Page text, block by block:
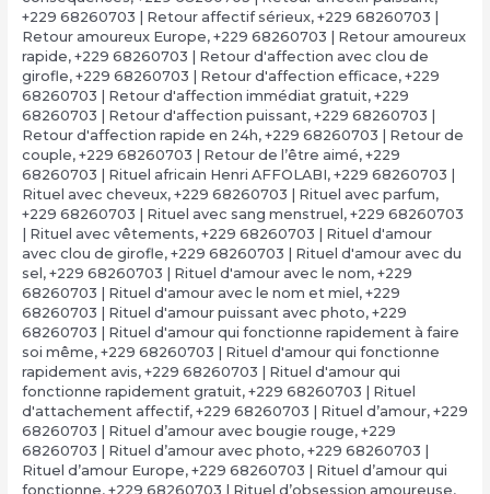
+229 68260703 | Retour affectif sérieux, +229 68260703 |
Retour amoureux Europe, +229 68260703 | Retour amoureux
rapide, +229 68260703 | Retour d'affection avec clou de
girofle, +229 68260703 | Retour d'affection efficace, +229
68260703 | Retour d'affection immédiat gratuit, +229
68260703 | Retour d'affection puissant, +229 68260703 |
Retour d'affection rapide en 24h, +229 68260703 | Retour de
couple, +229 68260703 | Retour de l’être aimé, +229
68260703 | Rituel africain Henri AFFOLABI, +229 68260703 |
Rituel avec cheveux, +229 68260703 | Rituel avec parfum,
+229 68260703 | Rituel avec sang menstruel , +229 68260703
| Rituel avec vêtements, +229 68260703 | Rituel d'amour
avec clou de girofle, +229 68260703 | Rituel d'amour avec du
sel , +229 68260703 | Rituel d'amour avec le nom, +229
68260703 | Rituel d'amour avec le nom et miel , +229
68260703 | Rituel d'amour puissant avec photo, +229
68260703 | Rituel d'amour qui fonctionne rapidement à faire
soi même, +229 68260703 | Rituel d'amour qui fonctionne
rapidement avis, +229 68260703 | Rituel d'amour qui
fonctionne rapidement gratuit, +229 68260703 | Rituel
d'attachement affectif, +229 68260703 | Rituel d’amour, +229
68260703 | Rituel d’amour avec bougie rouge, +229
68260703 | Rituel d’amour avec photo, +229 68260703 |
Rituel d’amour Europe, +229 68260703 | Rituel d’amour qui
fonctionne, +229 68260703 | Rituel d’obsession amoureuse,